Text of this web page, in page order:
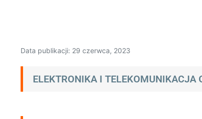
Data publikacji: 29 czerwca, 2023
ELEKTRONIKA I TELEKOMUNIKACJA